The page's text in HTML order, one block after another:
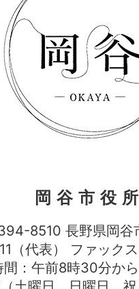
岡谷市役
8510 長野県岡谷
（代表） ファッ
間：午前8時30分か